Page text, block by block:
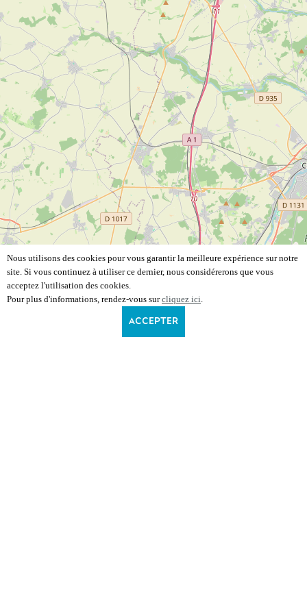
Nous utilisons des cookies pour vous garantir la meilleure expérience sur notre
site. Si vous continuez à utiliser ce dernier, nous considérerons que vous
acceptez l'utilisation des cookies.
Pour plus d'informations, rendez-vous surcliquez ici.
ACCEPTER